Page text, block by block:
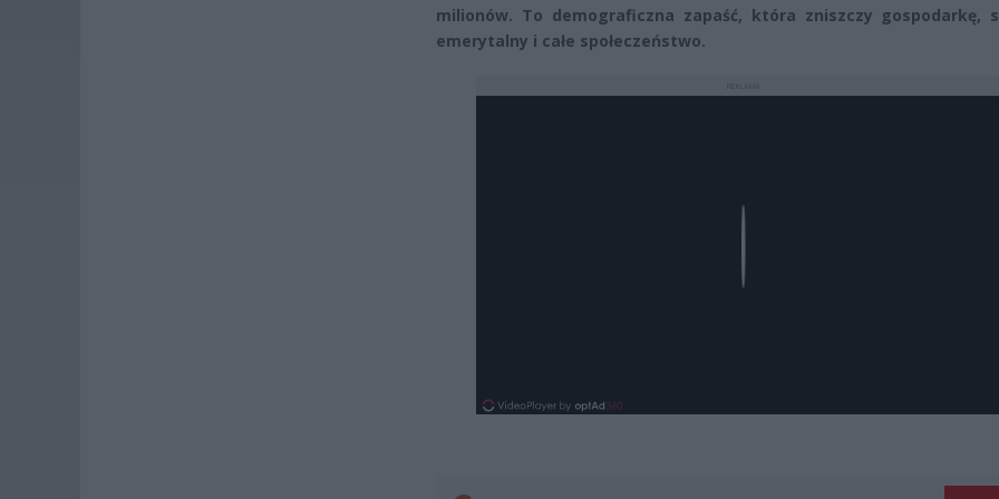
milionów. To demograficzna zapaść, która zniszczy gospodarkę,
emerytalny i całe społeczeństwo.